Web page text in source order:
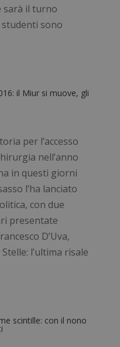
sarà il turno
studenti sono
il Miur si muove, gli
per l’accesso
nell’anno
in questi giorni
l’ha lanciato
con due
presentate
D’Uva,
l’ultima risale
scintille: con il nono